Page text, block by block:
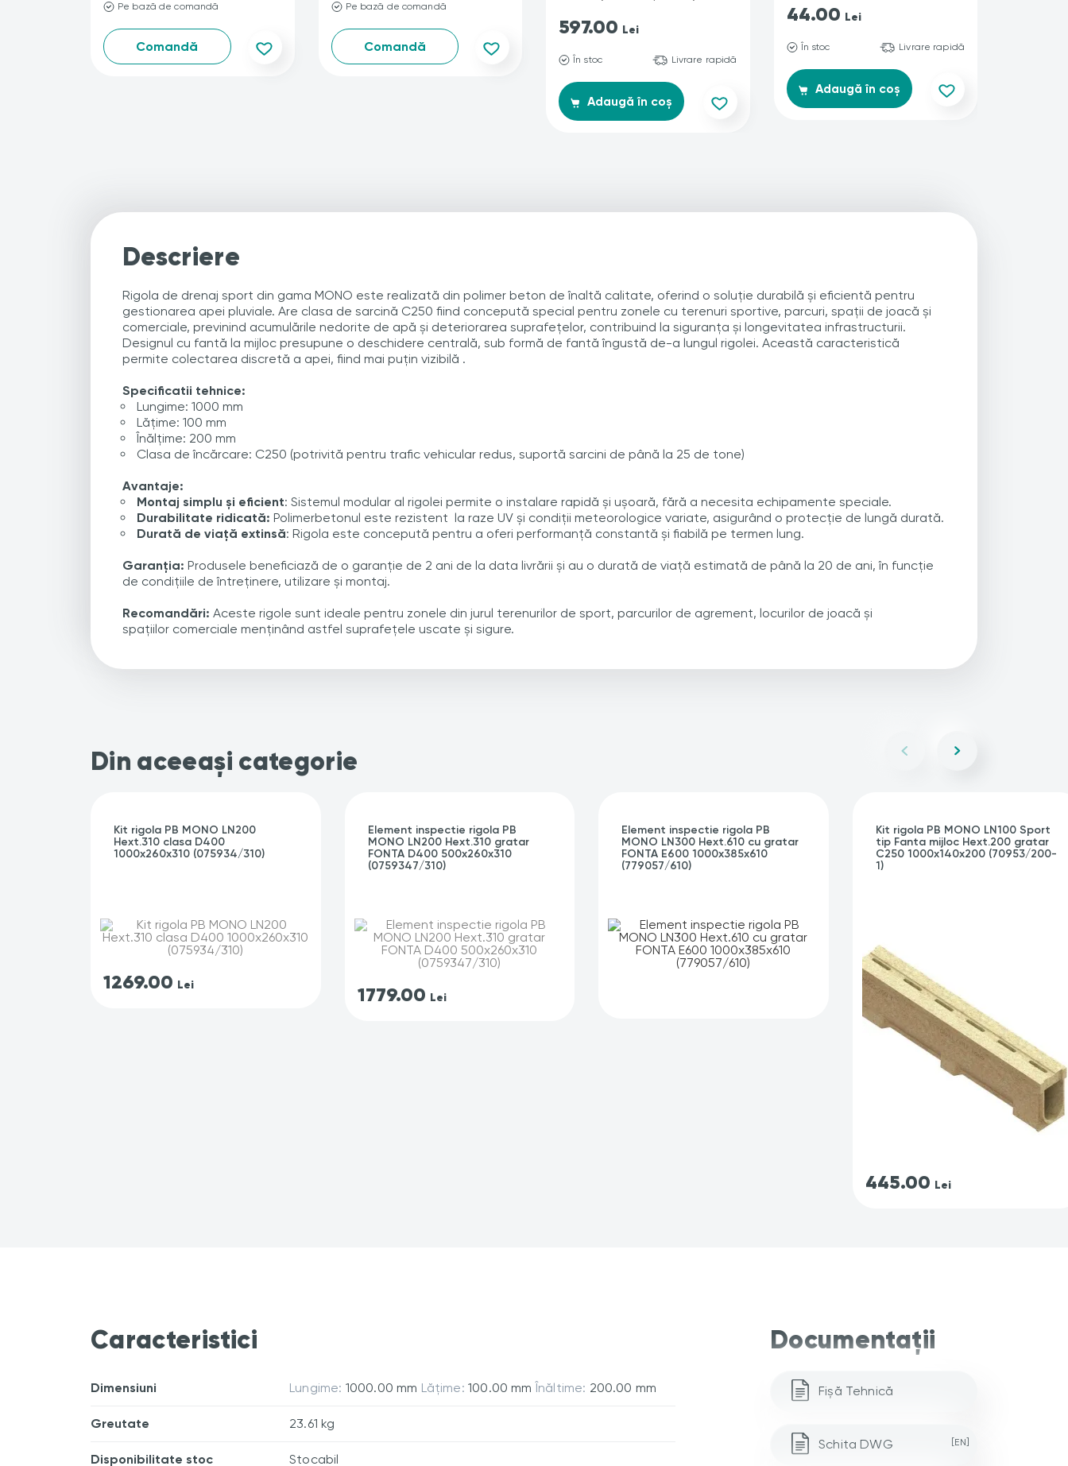
Pe bază de comandă
Comandă
Pe bază de comandă
Comandă
597.00 Lei
În stoc Livrare rapidă
Adaugă în coș
44.00 Lei
În stoc Livrare rapidă
Adaugă în coș
Descriere
Rigola de drenaj sport din gama MONO este realizată din polimer beton de înaltă calitate, oferind o soluție durabilă și eficientă pentru
gestionarea apei pluviale. Are clasa de sarcină C250 fiind concepută special pentru zonele cu terenuri sportive, parcuri, spații de joacă și
comerciale, previnind acumulările nedorite de apă și deteriorarea suprafețelor, contribuind la siguranța și longevitatea infrastructurii.
Designul cu fantă la mijloc presupune o deschidere centrală, sub formă de fantă îngustă de-a lungul rigolei. Această caracteristică
permite colectarea discretă a apei, fiind mai puțin vizibilă .
Specificatii tehnice:
Lungime: 1000 mm
Lățime: 100 mm
Înălțime: 200 mm
Clasa de încărcare: C250 (potrivită pentru trafic vehicular redus, suportă sarcini de până la 25 de tone)
Avantaje:
Montaj simplu și eficient: Sistemul modular al rigolei permite o instalare rapidă și ușoară, fără a necesita echipamente speciale.
Durabilitate ridicată: Polimerbetonul este rezistent la raze UV și condiții meteorologice variate, asigurând o protecție de lungă durată.
Durată de viață extinsă: Rigola este concepută pentru a oferi performanță constantă și fiabilă pe termen lung.
Garanția: Produsele beneficiază de o garanție de 2 ani de la data livrării și au o durată de viață estimată de până la 20 de ani, în funcție
de condițiile de întreținere, utilizare și montaj.
Recomandări: Aceste rigole sunt ideale pentru zonele din jurul terenurilor de sport, parcurilor de agrement, locurilor de joacă și
spațiilor comerciale menținând astfel suprafețele uscate și sigure.
Din aceeași categorie
Kit rigola PB MONO LN200
Hext.310 clasa D400
1000x260x310 (075934/310)
1269.00 Lei
Element inspectie rigola PB
MONO LN200 Hext.310 gratar
FONTA D400 500x260x310
(0759347/310)
1779.00 Lei
Element inspectie rigola PB
MONO LN300 Hext.610 cu gratar
FONTA E600 1000x385x610
(779057/610)
Kit rigola PB MONO LN100 Sport
tip Fanta mijloc Hext.200 gratar
C250 1000x140x200 (70953/200-
1)
445.00 Lei
Caracteristici
Dimensiuni Lungime: 1000.00 mm Lățime: 100.00 mmÎnăltime: 200.00 mm
Greutate 23.61 kg
Disponibilitate stoc Stocabil
Documentații
Fișă Tehnică
Schita DWG [EN]